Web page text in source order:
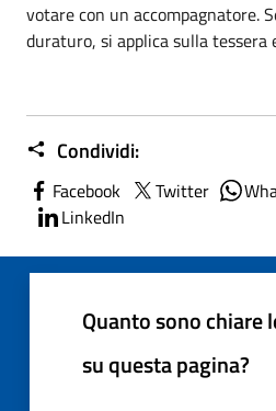
votare con un accompagnatore.
duraturo, si applica sulla
Condividi:
Facebook Twitter
LinkedIn
Quanto sono chiare
su questa pagina?